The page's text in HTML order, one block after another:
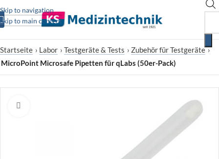
Skip to navigation
Skip to main content
Startseite › Labor › Testgeräte & Tests › Zubehör für Testgeräte ›
MicroPoint Microsafe Pipetten für qLabs (50er-Pack)